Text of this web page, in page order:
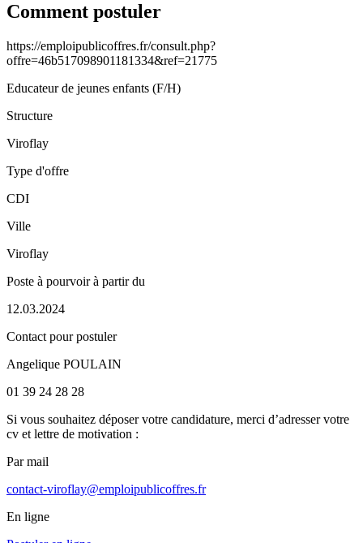
Comment postuler
https://emploipublicoffres.fr/consult.php?
offre=46b517098901181334&ref=21775
Educateur de jeunes enfants (F/H)
Structure
Viroflay
Type d'offre
CDI
Ville
Viroflay
Poste à pourvoir à partir du
12.03.2024
Contact pour postuler
Angelique POULAIN
01 39 24 28 28
Si vous souhaitez déposer votre candidature, merci d’adresser votre
cv et lettre de motivation :
Par mail
contact-viroflay@emploipublicoffres.fr
En ligne